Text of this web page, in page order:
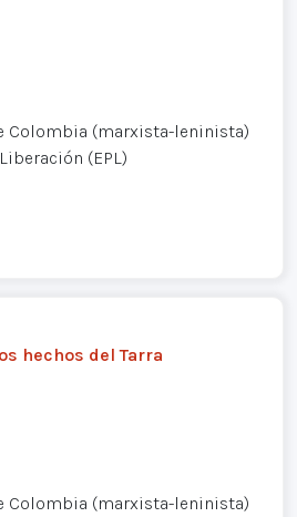
Colombia (marxista-leninista)
(EPL)
hechos del Tarra
Colombia (marxista-leninista)